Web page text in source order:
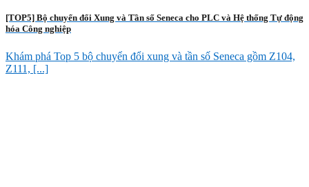
[TOP5] Bộ chuyển đổi Xung và Tần số Seneca cho PLC và Hệ thống Tự động
hóa Công nghiệp
Khám phá Top 5 bộ chuyển đổi xung và tần số Seneca gồm Z104,
Z111, [...]